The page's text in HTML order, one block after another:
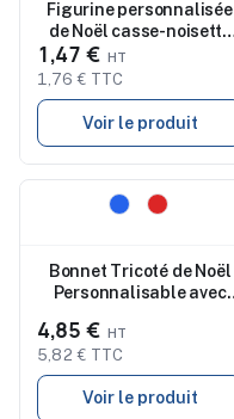
Figurine personnalisée
de Noël casse-noisette
pas cher JOLLY
1,47 €
1,76 € TTC
Voir le produit
Bonnet Tricoté de Noël
Personnalisable avec
4,85 €
5,82 € TTC
Voir le produit